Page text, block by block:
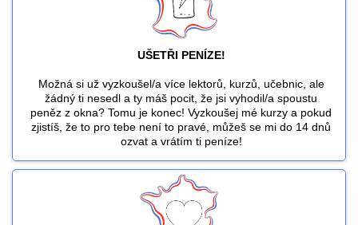
UŠETŘI PENÍZE!
Možná si už vyzkoušel/a více lektorů, kurzů, učebnic, ale
žádný ti nesedl a ty máš pocit, že jsi vyhodil/a spoustu
peněz z okna? Tomu je konec! Vyzkoušej mé kurzy a pokud
zjistíš, že to pro tebe není to pravé, můžeš se mi do 14 dnů
ozvat a vrátím ti peníze!